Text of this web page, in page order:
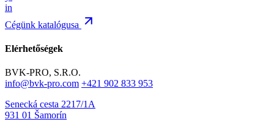
in
Cégünk katalógusa
Elérhetőségek
BVK-PRO, S.R.O.
info@bvk-pro.com +421 902 833 953
Senecká cesta 2217/1A
931 01 Šamorín